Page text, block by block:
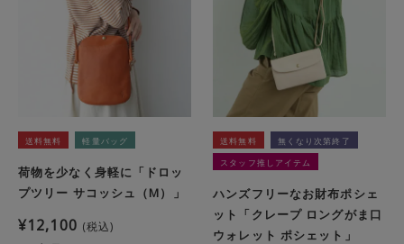
送料無料 軽量バッグ
荷物を少なく身軽に「ドロッ
プツリー サコッシュ（M）」
¥12,100 税込
送料無料
無くなり次第終了
スタッフ推しアイテム
ハンズフリーなお財布ポシェ
ット「クレープ ロングがま口
ウォレット ポシェット」